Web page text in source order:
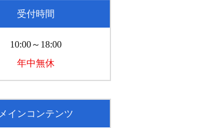
受付時間
10:00～18:00
年中無休
メインコンテンツ